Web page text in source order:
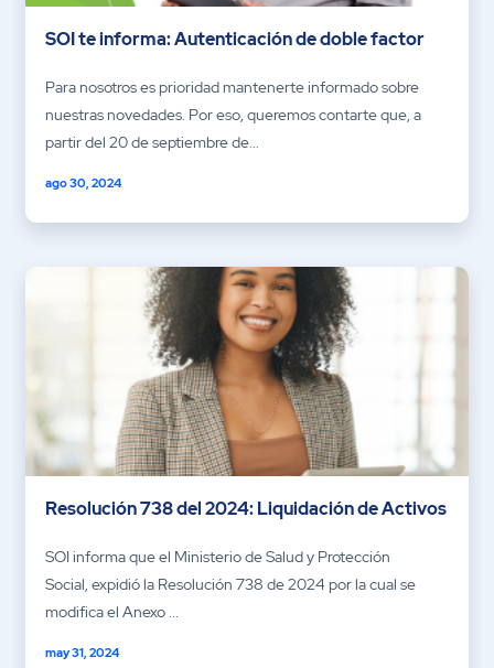
SOI te informa: Autenticación de doble factor
Para nosotros es prioridad mantenerte informado sobre
nuestras novedades. Por eso, queremos contarte que, a
partir del 20 de septiembre de...
ago 30, 2024
Resolución 738 del 2024: Liquidación de Activos
SOI informa que el Ministerio de Salud y Protección
Social, expidió la Resolución 738 de 2024 por la cual se
modifica el Anexo ...
may 31, 2024